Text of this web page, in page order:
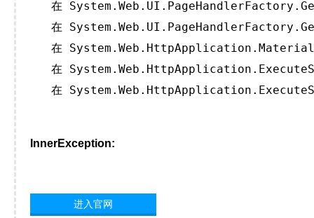
在
在
在
在
在
InnerException:
进入官网